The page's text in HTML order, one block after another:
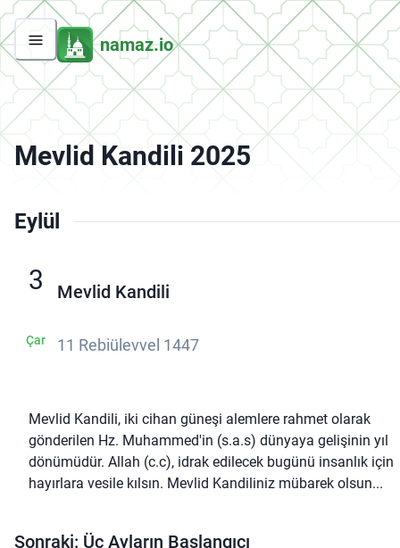
namaz.io
Mevlid Kandili 2025
Eylül
3
Çar
Mevlid Kandili
11 Rebiülevvel 1447
Mevlid Kandili, iki cihan güneşi alemlere rahmet olarak
gönderilen Hz. Muhammed'in (s.a.s) dünyaya gelişinin yıl
dönümüdür. Allah (c.c), idrak edilecek bugünü insanlık için
hayırlara vesile kılsın. Mevlid Kandiliniz mübarek olsun...
Sonraki: Üç Ayların Başlangıcı